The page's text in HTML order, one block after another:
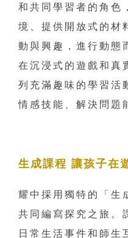
和共同學習者的角色
境、提供開放式的材
動與興趣，進行動態
在沉浸式的遊戲和真
列充滿趣味的學習活
情感技能、解決問題
生成課程 讓孩子在
耀中採用獨特的「生
共同編寫探究之旅。
日常生活事件和師生